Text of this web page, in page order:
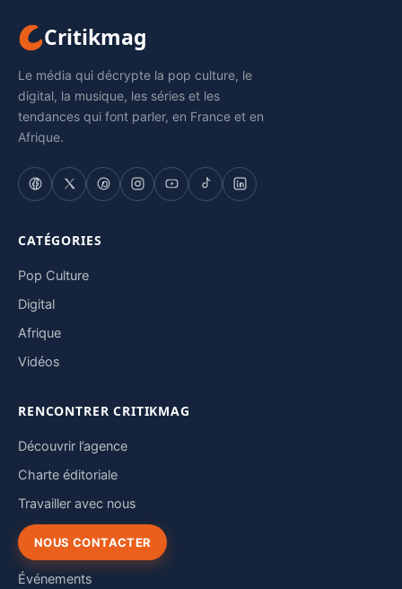
Critikmag
Le média qui décrypte la pop culture, le
digital, la musique, les séries et les
tendances qui font parler, en France et en
Afrique.
CATÉGORIES
Pop Culture
Digital
Afrique
Vidéos
RENCONTRER CRITIKMAG
Découvrir l’agence
Charte éditoriale
Travailler avec nous
NOUS CONTACTER
Événements